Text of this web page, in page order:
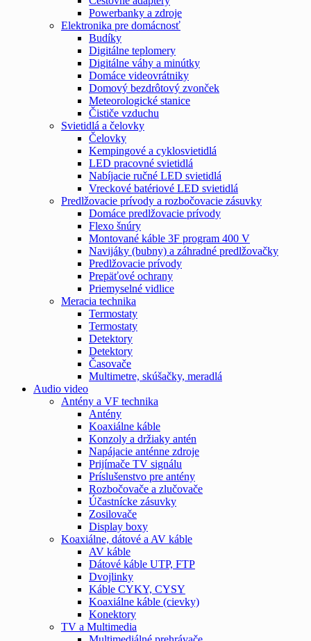
Powerbanky a zdroje
Elektronika pre domácnosť
Budíky
Digitálne teplomery
Digitálne váhy a minútky
Domáce videovrátniky
Domový bezdrôtový zvonček
Meteorologické stanice
Čističe vzduchu
Svietidlá a čelovky
Čelovky
Kempingové a cyklosvietidlá
LED pracovné svietidlá
Nabíjacie ručné LED svietidlá
Vreckové batériové LED svietidlá
Predlžovacie prívody a rozbočovacie zásuvky
Domáce predlžovacie prívody
Flexo šnúry
Montované káble 3F program 400 V
Navijáky (bubny) a záhradné predlžovačky
Predlžovacie prívody
Prepäťové ochrany
Priemyselné vidlice
Meracia technika
Termostaty
Termostaty
Detektory
Detektory
Časovače
Multimetre, skúšačky, meradlá
Audio video
Antény a VF technika
Antény
Koaxiálne káble
Konzoly a držiaky antén
Napájacie anténne zdroje
Prijímače TV signálu
Príslušenstvo pre antény
Rozbočovače a zlučovače
Účastnícke zásuvky
Zosilovače
Display boxy
Koaxiálne, dátové a AV káble
AV káble
Dátové káble UTP, FTP
Dvojlinky
Káble CYKY, CYSY
Koaxiálne káble (cievky)
Konektory
TV a Multimedia